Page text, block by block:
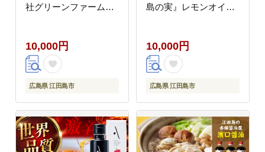
社グリーンファーム沖
10,000円
広島県 江田島市
島の実』レモンオイル
ベラグループ株式会社
[XAJ003] オリーブオイ
ル
10,000円
広島県 江田島市